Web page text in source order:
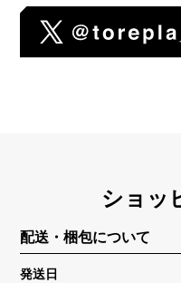
ショッ
配送・梱包について
発送日